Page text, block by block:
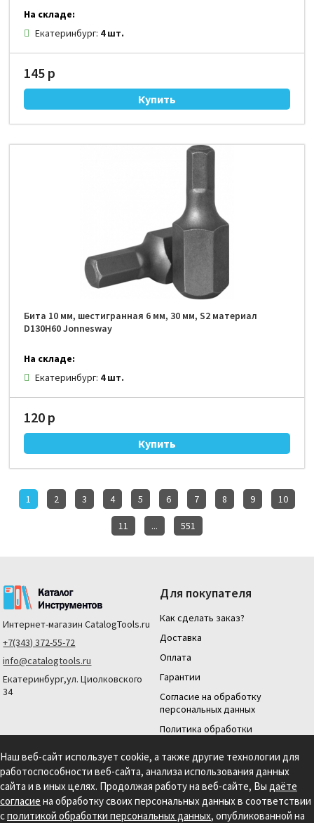
На складе:
Екатеринбург: 4 шт.
145 р
Бита 10 мм, шестигранная 6 мм, 30 мм, S2 материал
D130H60 Jonnesway
На складе:
Екатеринбург: 4 шт.
120 р
1 2 3 4 5 6 7 8 9 10
11 ... 551
Интернет-магазин CatalogTools.ru
+7(343) 372-55-72
info@catalogtools.ru
Екатеринбург,ул. Циолковского
34
Для покупателя
Как сделать заказ?
Доставка
Оплата
Гарантии
Согласие на обработку
персональных данных
Политика обработки
Для юридических лиц
На нашем сайте мы используем cookie для сбора информации технического
характера. Продолжая использовать этот сайт, вы даете согласие на
использование файлов cookies и обработку персональных данных в соответствии с
Политикой обработки персональных данных.Информация на сайте носит
Наш веб-сайт использует cookie, а также другие технологии для
работоспособности веб-сайта, анализа использования данных
сайта и в иных целях. Продолжая работу на веб-сайте, Вы даёте
согласие на обработку своих персональных данных в соответствии
сполитикой обработки персональных данных, опубликованной на